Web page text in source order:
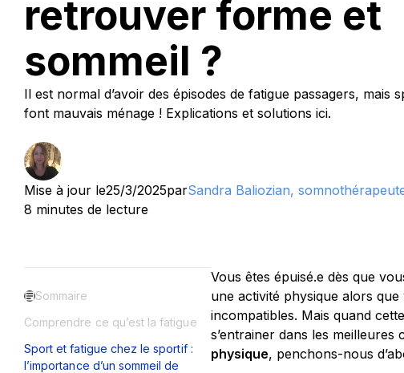
retrouver forme et
sommeil ?
Il est normal d’avoir des épisodes de fatigue passagers, mais
font mauvais ménage ! Explications et solutions ici.
Mise à jour le25/3/2025parSandra Baliozian,
8 minutes de lecture
Sommaire
Comprendre ce qu’est la fatigue
Sport et fatigue chez le sportif :
l’importance d’un sommeil de
Vous êtes épuisé.e dès que
une activité physique alors
incompatibles. Mais quand
s’entrainer dans les meilleures
physique, penchons-nous